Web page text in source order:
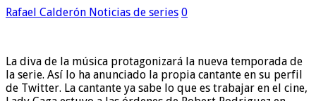
Rafael Calderón Noticias de series 0
La diva de la música protagonizará la nueva temporada de
la serie. Así lo ha anunciado la propia cantante en su perfil
de Twitter. La cantante ya sabe lo que es trabajar en el cine,